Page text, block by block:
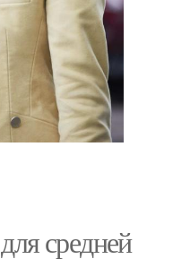
средней